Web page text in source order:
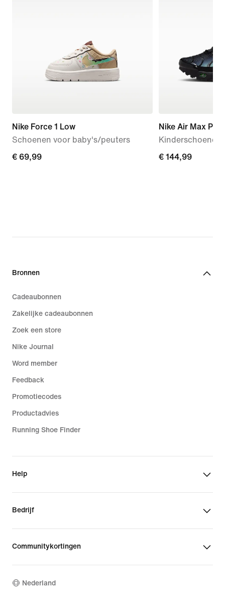
Nike Force 1 Low
Schoenen voor baby's/peuters
€ 69,99
€ 69,99
Nike Air Max Plus
Kinderschoenen
€ 144,99
€ 144,99
Bronnen
Cadeaubonnen
Zakelijke cadeaubonnen
Zoek een store
Nike Journal
Word member
Feedback
Promotiecodes
Productadvies
Running Shoe Finder
Help
Bedrijf
Communitykortingen
Nederland